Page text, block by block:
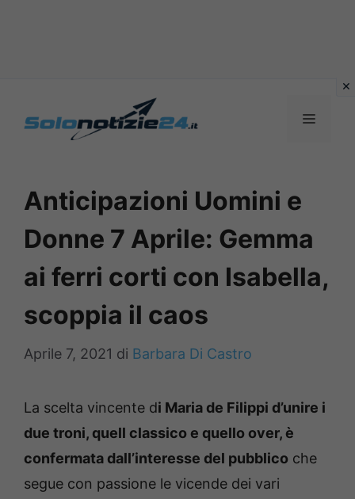
MENU
Anticipazioni Uomini e
Donne 7 Aprile: Gemma
ai ferri corti con Isabella,
scoppia il caos
Aprile 7, 2021 di Barbara Di Castro
La scelta vincente di Maria de Filippi d’unire i
due troni, quell classico e quello over, è
confermata dall’interesse del pubblico che
segue con passione le vicende dei vari